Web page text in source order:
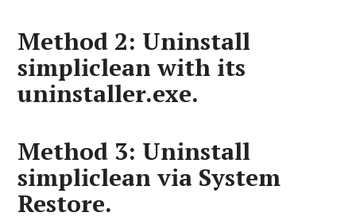
Method 2: Uninstall
simpliclean with its
uninstaller.exe.
Method 3: Uninstall
simpliclean via System
Restore.